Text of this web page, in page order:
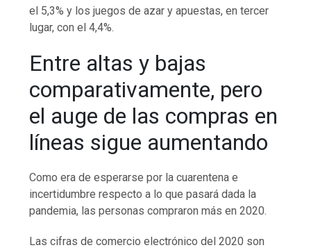
el 5,3% y los juegos de azar y apuestas, en tercer
lugar, con el 4,4%.
Entre altas y bajas
comparativamente, pero
el auge de las compras en
líneas sigue aumentando
Como era de esperarse por la cuarentena e
incertidumbre respecto a lo que pasará dada la
pandemia, las personas compraron más en 2020.
Las cifras de comercio electrónico del 2020 son